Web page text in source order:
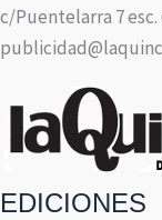
c/Puentelarra 7 esc.
EDICIONES